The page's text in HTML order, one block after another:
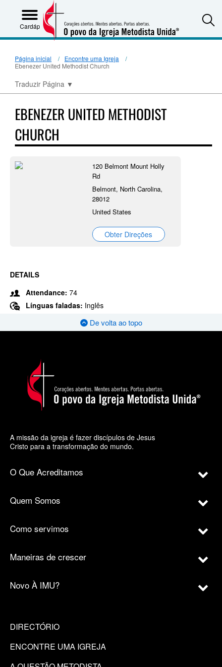
Cardápio
Página inicial
Encontre uma Igreja
Ebenezer United Methodist Church
Traduzir Página ▼
EBENEZER UNITED METHODIST
CHURCH
120 Belmont Mount Holly
Rd
Belmont, North Carolina,
28012
United States
Obter Direções
DETAILS
Attendance: 74
Línguas faladas: Inglês
De volta ao topo
A missão da igreja é fazer discípulos de Jesus
Cristo para a transformação do mundo.
O Que Acreditamos
Quem Somos
Como servimos
Maneiras de crescer
Novo À IMU?
DIRECTÓRIO
ENCONTRE UMA IGREJA